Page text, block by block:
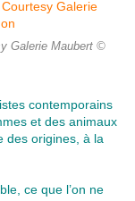
Galerie Maubert ©
contemporains
et des animaux
des origines, à la
ce que l’on ne